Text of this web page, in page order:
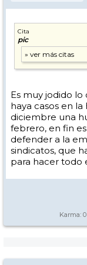
Cita
pic
Es muy jodido
haya casos en
diciembre una
febrero, en fin
defender a la
sindicatos, que
para hacer todo
Karma: 0